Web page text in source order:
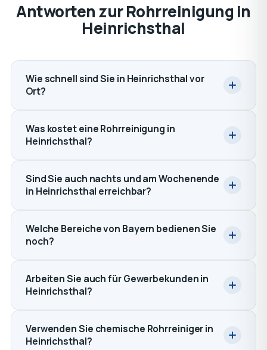
Antworten zur Rohrreinigung in
Heinrichsthal
Wie schnell sind Sie in Heinrichsthal vor
Ort?
Was kostet eine Rohrreinigung in
Heinrichsthal?
Sind Sie auch nachts und am Wochenende
in Heinrichsthal erreichbar?
Welche Bereiche von Bayern bedienen Sie
noch?
Arbeiten Sie auch für Gewerbekunden in
Heinrichsthal?
Verwenden Sie chemische Rohrreiniger in
Heinrichsthal?